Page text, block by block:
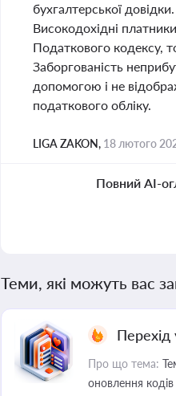
бухгалтерської
Високодохідні
Податкового кодексу,
Заборгованість
допомогою і не
податкового обліку.
LIGA ZAKON, 18 лютого
Повний AI-
Теми, які можуть вас
Перехід
Про що тема:
оновлення